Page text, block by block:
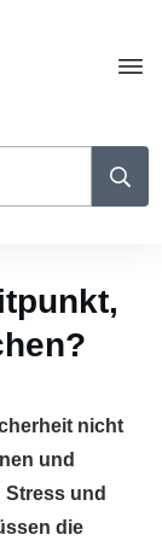
nicht
und
und
die